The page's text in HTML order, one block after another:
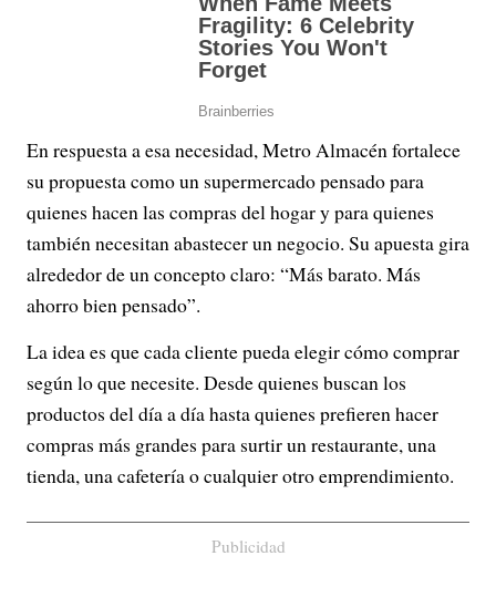
En respuesta a esa necesidad, Metro Almacén fortalece
su propuesta como un supermercado pensado para
quienes hacen las compras del hogar y para quienes
también necesitan abastecer un negocio. Su apuesta gira
alrededor de un concepto claro: “Más barato. Más
ahorro bien pensado”.
La idea es que cada cliente pueda elegir cómo comprar
según lo que necesite. Desde quienes buscan los
productos del día a día hasta quienes prefieren hacer
compras más grandes para surtir un restaurante, una
tienda, una cafetería o cualquier otro emprendimiento.
Publicidad